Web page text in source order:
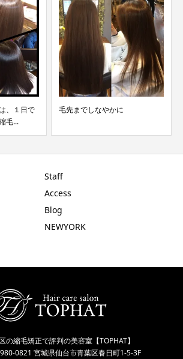
、１日で
毛...
毛先までしなやかに
Staff
Access
Blog
NEWYORK
の縮毛矯正で評判の美容室【TOPHAT】
0821 宮城県仙台市青葉区春日町1-5-3F